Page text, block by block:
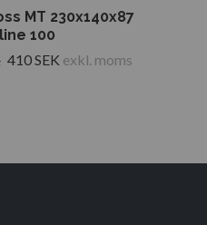
MT 230x140x87
100
410 SEK exkl. moms